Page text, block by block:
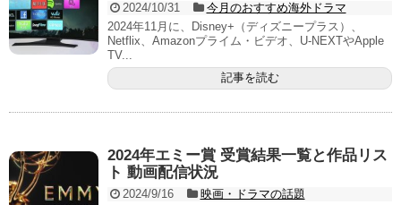
2024/10/31
今月のおすすめ海外ドラマ
2024年11月に、Disney+（ディズニープラス）、
Netflix、Amazonプライム・ビデオ、U-NEXTやApple
TV...
記事を読む
2024年エミー賞 受賞結果一覧と作品リス
ト 動画配信状況
2024/9/16
映画・ドラマの話題